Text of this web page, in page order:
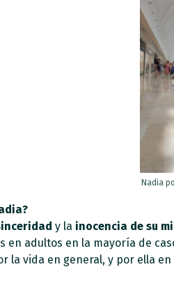
y la inocencia de su
en adultos en la mayoría de
la vida en general, y por ella